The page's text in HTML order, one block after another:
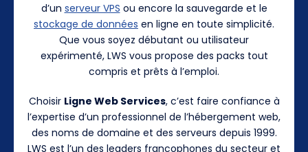
d’un serveur VPS ou encore la sauvegarde et le
stockage de données en ligne en toute simplicité.
Que vous soyez débutant ou utilisateur
expérimenté, LWS vous propose des packs tout
compris et prêts à l’emploi.
Choisir Ligne Web Services, c’est faire confiance à
l’expertise d’un professionnel de l’hébergement web,
des noms de domaine et des serveurs depuis 1999.
LWS est l’un des leaders francophones du secteur et